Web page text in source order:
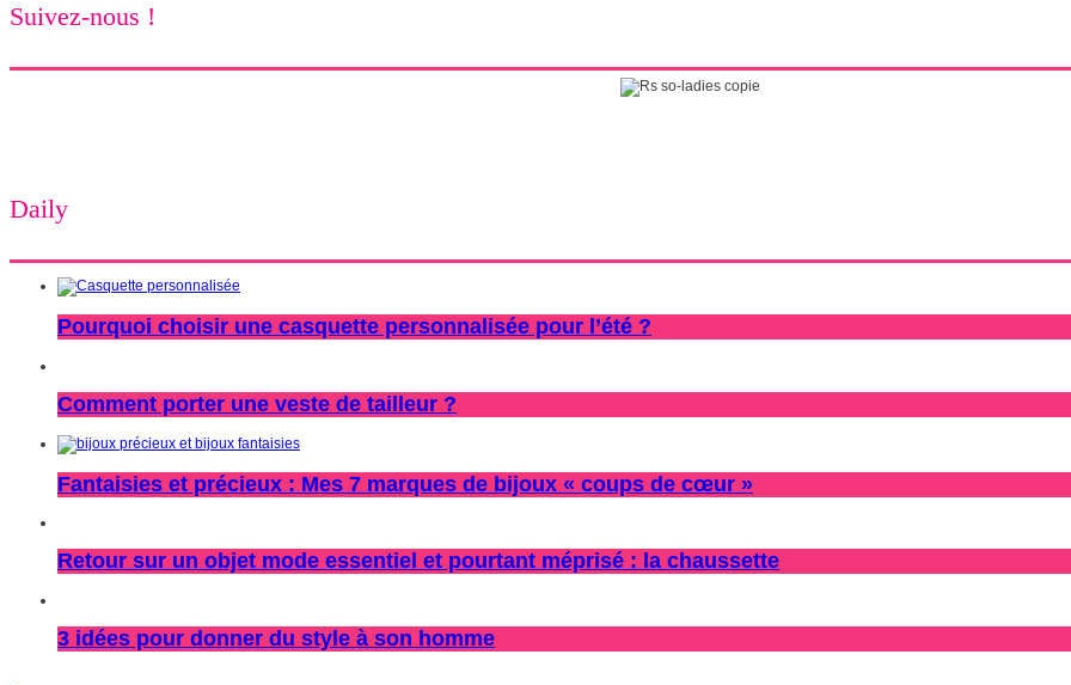
Suivez-nous !
Daily
Pourquoi choisir une casquette personnalisée pour l’été ?
Comment porter une veste de tailleur ?
Fantaisies et précieux : Mes 7 marques de bijoux « coups de cœur »
Retour sur un objet mode essentiel et pourtant méprisé : la chaussette
3 idées pour donner du style à son homme